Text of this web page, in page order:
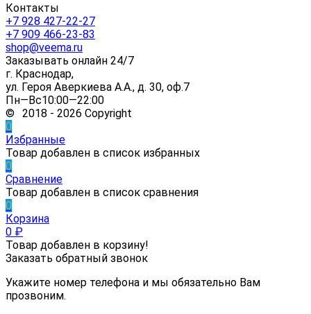
Контакты
+7 928 427-22-27
+7 909 466-23-83
shop@veema.ru
Заказывать онлайн 24/7
г. Краснодар,
ул. Героя Аверкиева А.А., д. 30, оф.7
Пн—Вс10:00—22:00
© 2018 - 2026 Copyright
0
Избранные
Товар добавлен в список избранных
0
Сравнение
Товар добавлен в список сравнения
0
Корзина
0 ₽
Товар добавлен в корзину!
Заказать обратный звонок
Укажите номер телефона и мы обязательно Вам
прозвоним.